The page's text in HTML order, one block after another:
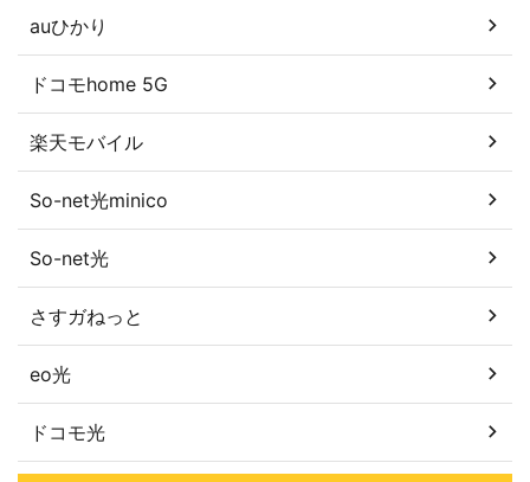
auひかり
ドコモhome 5G
楽天モバイル
So-net光minico
So-net光
さすガねっと
eo光
ドコモ光